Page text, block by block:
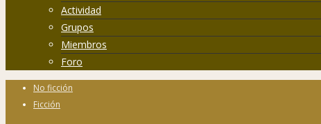
Actividad
Grupos
Miembros
Foro
No ficción
Ficción